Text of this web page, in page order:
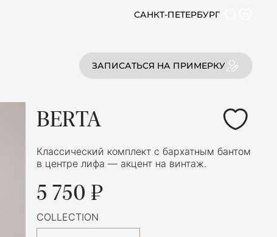
САНКТ-ПЕТЕРБУРГ
ЗАПИСАТЬСЯ НА ПРИМЕРКУ
BERTA
Классический комплект с бархатным бантом
в центре лифа — акцент на винтаж.
5 750 ₽
COLLECTION